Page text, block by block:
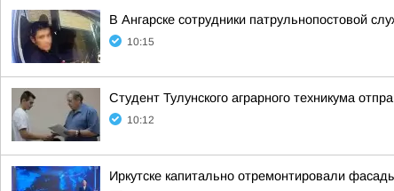
В Ангарске сотрудники патрульнопостовой
10:15
Студент Тулунского аграрного техникума
10:12
Иркутске капитально отремонтировали